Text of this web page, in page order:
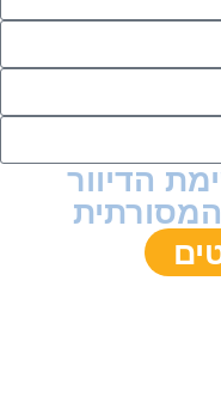
הדיוור